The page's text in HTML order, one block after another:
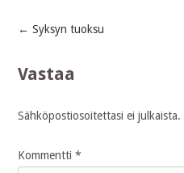
Post
navigation
← Syksyn tuoksu
Vastaa
Sähköpostiosoitettasi ei julkaista.
Kommentti*